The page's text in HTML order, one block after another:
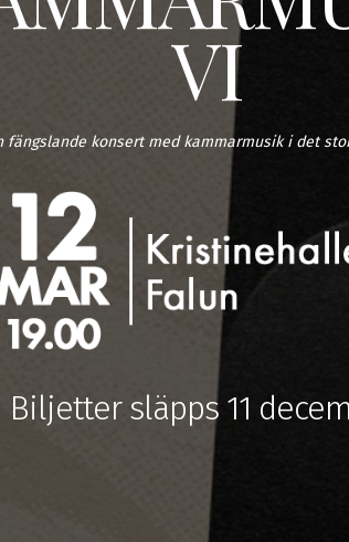
VI
fängslande konsert med kammarmusik i det
Biljetter släpps 11